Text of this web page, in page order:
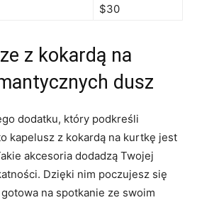
$30
z kokardą na
dusz
dodatku, który podkreśli
kapelusz z ⁢kokardą na kurtkę jest
akcesoria dodadzą Twojej
⁣Dzięki nim poczujesz się​
na spotkanie ze swoim